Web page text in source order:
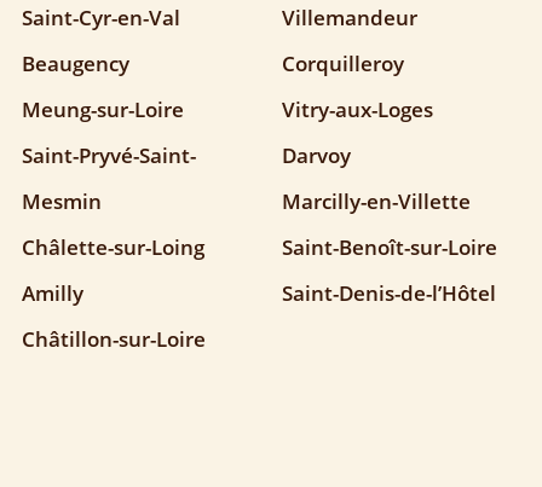
Saint-Cyr-en-Val
Beaugency
Meung-sur-Loire
Saint-Pryvé-Saint-
Mesmin
Châlette-sur-Loing
Amilly
Châtillon-sur-Loire
Villemandeur
Corquilleroy
Vitry-aux-Loges
Darvoy
Marcilly-en-Villette
Saint-Benoît-sur-Loire
Saint-Denis-de-l’Hôtel